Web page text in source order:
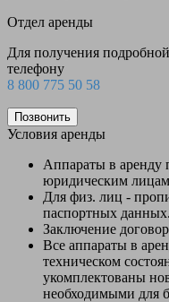
Отдел аренды
Для получения
телефону
8 800 775 50 58
Позвонить
Условия аренды
Аппараты в аренду
юридическим
Для физ. лиц -
паспортных данных.
Заключение
Все аппараты в
техническом
укомплектованы
необходимыми для